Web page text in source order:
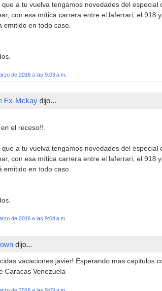
que a tu vuelva tengamos novedades del especial
con esa mítica carrera entre el laferrari, el 918
emitido en todo caso.
de 2016 a las 9:03 a.m.
Ex-Mckay dijo...
el receso!!.
que a tu vuelva tengamos novedades del especial
con esa mítica carrera entre el laferrari, el 918
emitido en todo caso.
de 2016 a las 9:04 a.m.
dijo...
vacaciones javier! Esperando mas capitulos
Caracas Venezuela